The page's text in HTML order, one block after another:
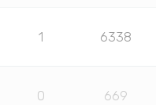
1 6338
0 669